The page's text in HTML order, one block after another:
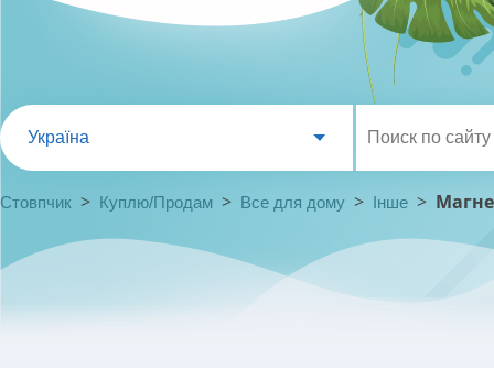
Україна
Стовпчик > Куплю/Продам > Все для дому > Інше >